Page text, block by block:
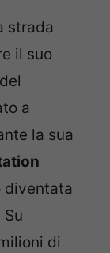
strada
il suo
a
la sua
diventata
di